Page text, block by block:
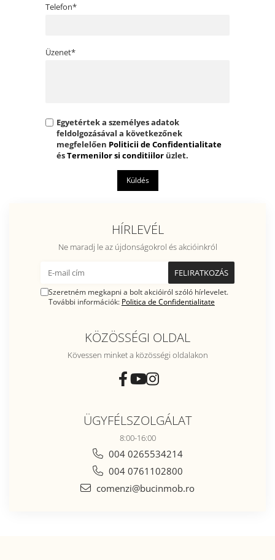
Telefon*
Üzenet*
Egyetértek a személyes adatok
feldolgozásával a következőnek
megfelelően Politicii de Confidentialitate
ésTermenilor si conditiilor üzlet.
Küldés
HÍRLEVÉL
Ne maradj le az újdonságokrol és akcióinkról
Szeretném megkapni a bolt akcióiról szóló hírlevelet.
További információk: Politica de Confidentialitate
KÖZÖSSÉGI OLDAL
Kövessen minket a közösségi oldalakon
ÜGYFÉLSZOLGÁLAT
8:00-16:00
004 0265534214
004 0761102800
comenzi@bucinmob.ro